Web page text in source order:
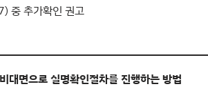
중 추가확인 권고
대면으로 실명확인절차를 진행하는 방법